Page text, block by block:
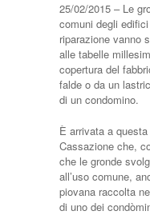
25/02/2015 – Le
comuni degli
riparazione vanno
alle tabelle
copertura del
falde o da un
di un condomino.
È arrivata a
Cassazione che,
che le gronde
all’uso comune,
piovana raccolta
di uno dei